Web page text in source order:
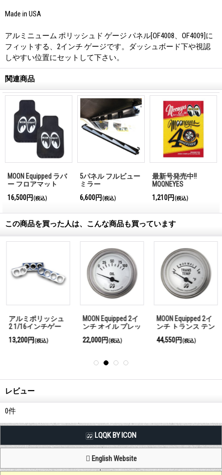
Made in USA
アルミニューム ポリッシュド ゲージ パネル[OF4008、OF4009]に
フィットする、2インチ ゲージです。ダッシュボード下や視認
しやすい位置にセットして下さい。
関連商品
MOON Equipped ラバ
ー フロアマット
16,500円 (税込)
5パネル フルビュー
ミラー
6,600円 (税込)
最新号発売中!!
MQQNEYES
Magazine No.28 2026
1,210円 (税込)
この商品を買った人は、こんな商品も買っています
アルミポリッシュ
2 1/16インチゲー
用
13,200円(税込)
MOON Equipped 2イ
ンチ オイル プレッ
＜ホワイト＞
22,000円(税込)
MOON Equipped 2イ
ンチ トランス テン
ワイト＞
44,550円(税込)
レビュー
0件
LQQK BY ICON
English Website